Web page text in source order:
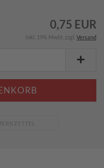
0,75 EUR
inkl. 19% MwSt. zzgl. Versand